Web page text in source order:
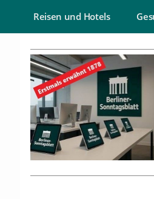
Reisen und Hotels